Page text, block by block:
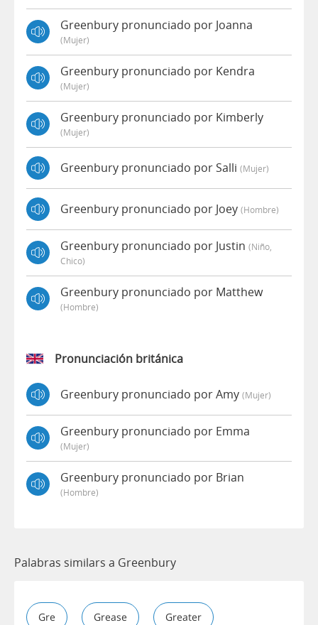
Greenbury pronunciado por Joanna
(mujer)
Greenbury pronunciado por Kendra
(mujer)
Greenbury pronunciado por Kimberly
(mujer)
Greenbury pronunciado por Salli (mujer)
Greenbury pronunciado por Joey (hombre)
Greenbury pronunciado por Justin (niño,
Chico)
Greenbury pronunciado por Matthew
(hombre)
Pronunciación británica
Greenbury pronunciado por Amy (mujer)
Greenbury pronunciado por Emma
(mujer)
Greenbury pronunciado por Brian
(hombre)
Palabras similars a Greenbury
Gre Grease Greater